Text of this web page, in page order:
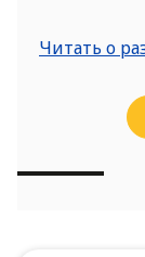
Читать о